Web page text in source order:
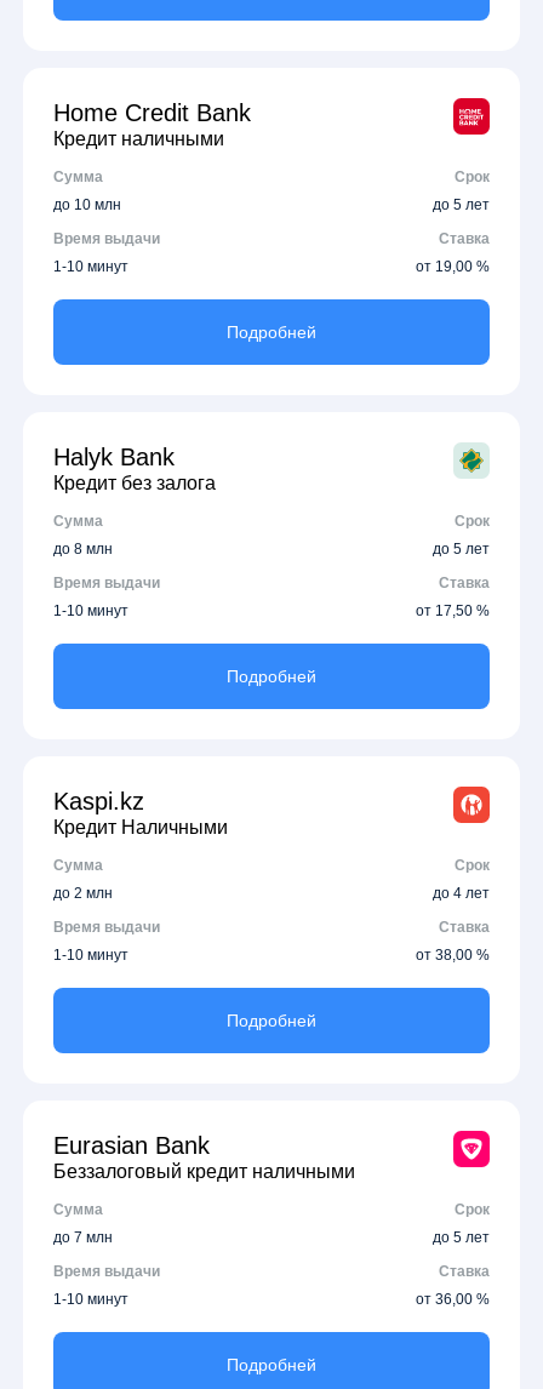
Home Credit Bank
Кредит наличными
Сумма
Срок
до 10 млн
до 5 лет
Время выдачи
Ставка
1-10 минут
от 19,00 %
Подробней
Halyk Bank
Кредит без залога
Сумма
Срок
до 8 млн
до 5 лет
Время выдачи
Ставка
1-10 минут
от 17,50 %
Подробней
Kaspi.kz
Кредит Наличными
Сумма
Срок
до 2 млн
до 4 лет
Время выдачи
Ставка
1-10 минут
от 38,00 %
Подробней
Eurasian Bank
Беззалоговый кредит наличными
Сумма
Срок
до 7 млн
до 5 лет
Время выдачи
Ставка
1-10 минут
от 36,00 %
Подробней